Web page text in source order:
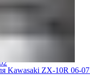
96-97
W 92-95
Kawasaki ZX-10R 06-07